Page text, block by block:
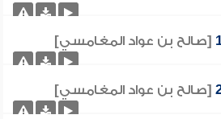
[صالح بن عواد المغامسي]
[صالح بن عواد المغامسي]